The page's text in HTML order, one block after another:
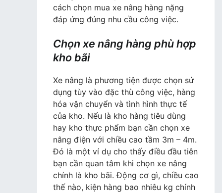
cách chọn mua xe nâng hàng nặng
đáp ứng đúng nhu cầu công việc.
Chọn xe nâng hàng phù hợp
kho bãi
Xe nâng là phương tiện được chọn sử
dụng tùy vào đặc thù công việc, hàng
hóa vận chuyển và tình hình thực tế
của kho. Nếu là kho hàng tiêu dùng
hay kho thực phẩm bạn cần chọn xe
nâng điện với chiều cao tầm 3m – 4m.
Đó là một ví dụ cho thấy điều đầu tiên
bạn cần quan tâm khi chọn xe nâng
chính là kho bãi. Động cơ gì, chiều cao
thế nào, kiện hàng bao nhiêu kg chính